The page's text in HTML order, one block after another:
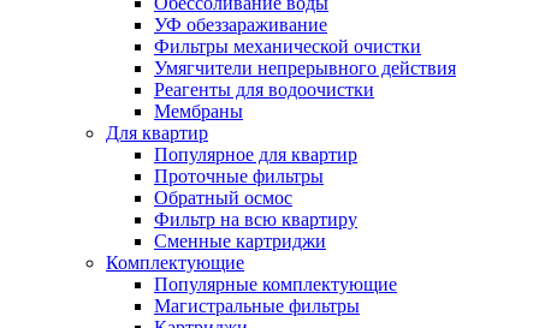
УФ обеззараживание
Фильтры механической очистки
Умягчители непрерывного действия
Реагенты для водоочистки
Мембраны
Для квартир
Популярное для квартир
Проточные фильтры
Обратный осмос
Фильтр на всю квартиру
Сменные картриджи
Комплектующие
Популярные комплектующие
Магистральные фильтры